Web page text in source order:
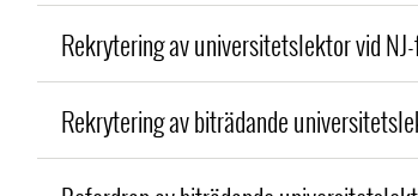
Rekrytering av universitetslektor vid
Rekrytering av biträdande